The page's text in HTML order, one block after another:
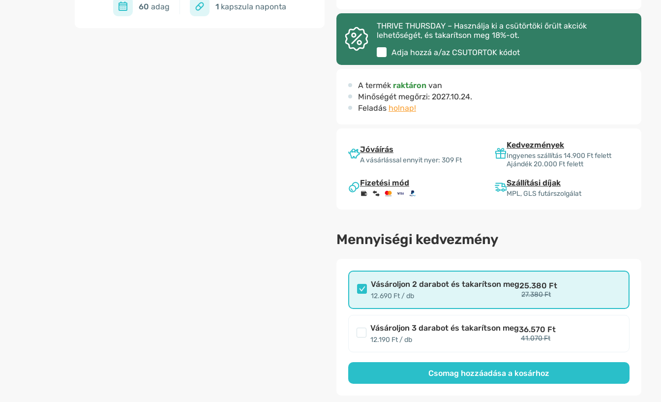
60 adag 1 kapszula naponta
THRIVE THURSDAY – Használja ki a csütörtöki őrült akciók
lehetőségét, és takarítson meg 18%-ot.
Adja hozzá a/az CSUTORTOK kódot
A termék raktáron van
Minőségét megőrzi: 2027.10.24.
Feladás holnap!
Jóváírás
A vásárlással ennyit nyer: 309 Ft
Kedvezmények
Ingyenes szállítás 14.900 Ft felett
Ajándék 20.000 Ft felett
Fizetési mód Szállítási díjak
MPL, GLS futárszolgálat
Mennyiségi kedvezmény
Vásároljon 2 darabot és takarítson meg
12.690 Ft / db
25.380 Ft
27.380 Ft
Vásároljon 3 darabot és takarítson meg
12.190 Ft / db
36.570 Ft
41.070 Ft
Csomag hozzáadása a kosárhoz